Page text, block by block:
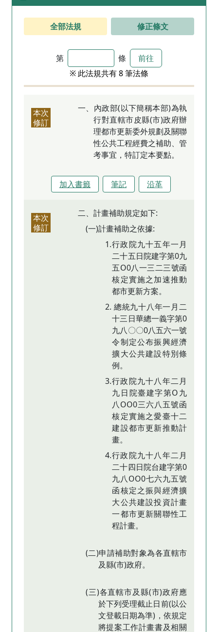
全部法規 修正條文
第 條
前往
※ 此法規共有 8 筆法條
本次
修訂
一、內政部(以下簡稱本部)為執
行對直轄市皮縣(市)政府辦
理都市更新委外規劃及關聯
性公共工程經費之補助、管
考事宜，特訂定本要點。
加入書籤 筆記 沿革
本次
修訂
二、計畫補助規定如下:
(一)計畫補助之依據:
1.行政院九十五年一月
二十五日院建字第0九
五O0八一三二三號函
核定實施之加速推動
都市更新方案。
2. 總統九十八年一月二
十三日華總一義字第0
九八〇〇0八五六一號
令制定公布振興經濟
擴大公共建設特別條
例。
3.行政院九十八年二月
九日院臺建字第O九
八OO0三六八五號函
核定實施之愛臺十二
建設都市更新推動計
畫。
4.行政院九十八年二月
二十四日院台建字第0
九八OO0七六九五號
函核定之振與經濟擴
大公共建設投資計畫
一都市更新關聯性工
程計畫。
(二)申請補助對象為各直轄市
及縣(市)政府。
(三)各直轄市及縣(市)政府應
於下列受理截止日前(以公
文登載日期為準)，依規定
將提案工作計畫書及相關